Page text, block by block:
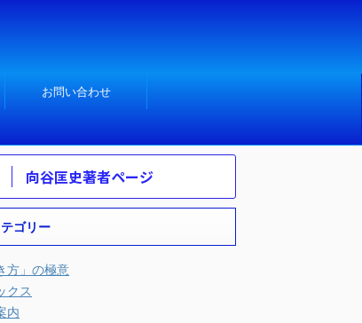
お問い合わせ
向谷匡史著者ページ
ゴリー
方」の極意
クス
内